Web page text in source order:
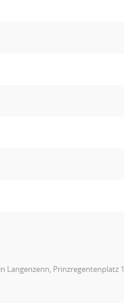
Langenzenn, Prinzregentenplatz 1